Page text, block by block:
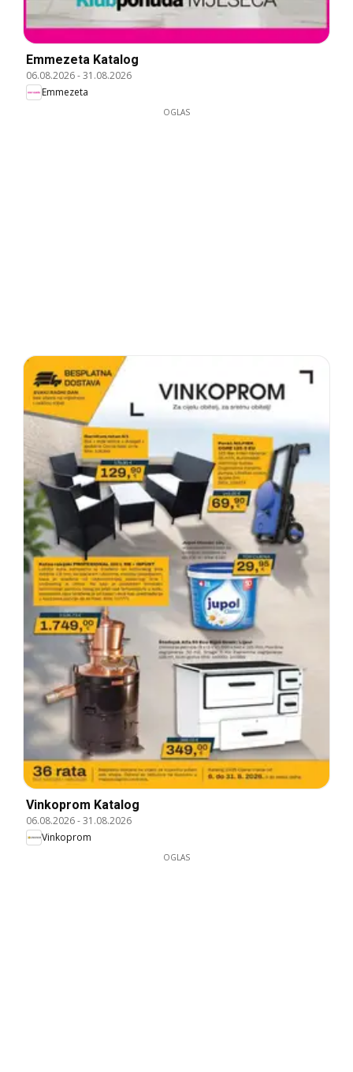
Emmezeta Katalog
06.08.2026-31.08.2026
Emmezeta
OGLAS
Vinkoprom Katalog
06.08.2026-31.08.2026
Vinkoprom
OGLAS